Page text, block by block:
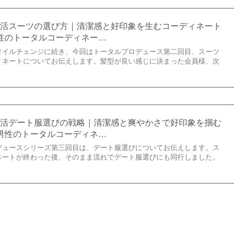
活スーツの選び方｜清潔感と好印象を生むコーディネート
のトータルコーディネー…
ルチェンジに続き、今回はトータルプロデュース第二回目、スーツ
ートについてお伝えします。髪型が良い感じに決まった会員様、次
活デート服選びの戦略｜清潔感と爽やかさで好印象を掴む
性のトータルコーディネ…
ュースシリーズ第三回目は、デート服選びについてお伝えします。ス
トが終わった後、そのまま流れでデート服選びにも同行しました。